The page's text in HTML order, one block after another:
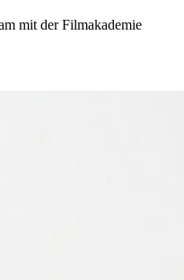
mit der Filmakademie